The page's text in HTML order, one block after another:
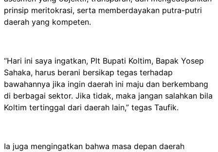
prinsip meritokrasi, serta memberdayakan putra-putri
daerah yang kompeten.
“Hari ini saya ingatkan, Plt Bupati Koltim, Bapak Yosep
Sahaka, harus berani bersikap tegas terhadap
bawahannya jika ingin daerah ini maju dan berkembang
di berbagai sektor. Jika tidak, maka jangan salahkan bila
Koltim tertinggal dari daerah lain,” tegas Taufik.
Ia juga mengingatkan bahwa masa depan daerah